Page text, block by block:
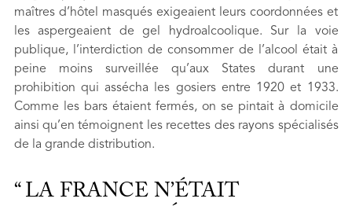
maîtres d’hôtel masqués exigeaient leurs coordonnées et
les aspergeaient de gel hydroalcoolique. Sur la voie
publique, l’interdiction de consommer de l’alcool était à
peine moins surveillée qu’aux States durant une
prohibition qui assécha les gosiers entre 1920 et 1933.
Comme les bars étaient fermés, on se pintait à domicile
ainsi qu’en témoignent les recettes des rayons spécialisés
de la grande distribution.
LA FRANCE N’ÉTAIT